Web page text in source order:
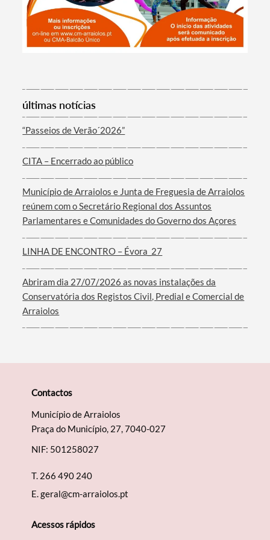
Categorias gerais
Filtros
últimas notícias
“Passeios de Verão´2026”
CITA – Encerrado ao público
Município de Arraiolos e Junta de Freguesia de Arraiolos
reúnem com o Secretário Regional dos Assuntos
Parlamentares e Comunidades do Governo dos Açores
LINHA DE ENCONTRO – Évora_27
Abriram dia 27/07/2026 as novas instalações da
Conservatória dos Registos Civil, Predial e Comercial de
Arraiolos
Contactos
Município de Arraiolos
Praça do Município, 27, 7040-027
NIF: 501258027
T. 266 490 240
E.geral@cm-arraiolos.pt
Acessos rápidos